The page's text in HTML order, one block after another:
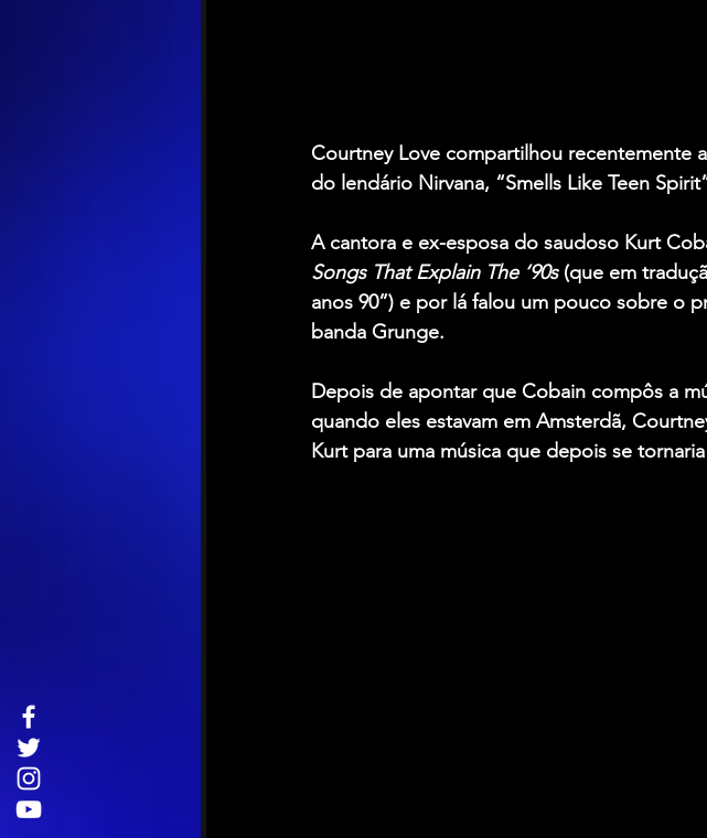
Courtney Love compartilhou recentemente
do lendário Nirvana, “Smells Like Teen
A cantora e ex-esposa do saudoso Kurt
Songs That Explain The ‘90s (que em
anos 90”) e por lá falou um pouco sobre o
banda Grunge.
Depois de apontar que Cobain compôs a
quando eles estavam em Amsterdã,
Kurt para uma música que depois se